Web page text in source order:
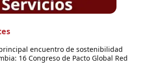
encuentro de sostenibilidad
16 Congreso de Pacto Global Red